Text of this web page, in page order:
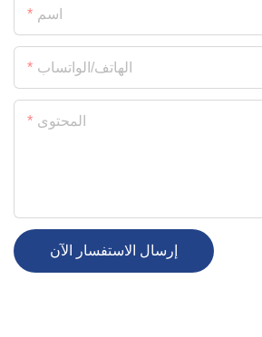
اسم
الهاتف/الواتساب
المحتوى
إرسال الاستفسار الآن